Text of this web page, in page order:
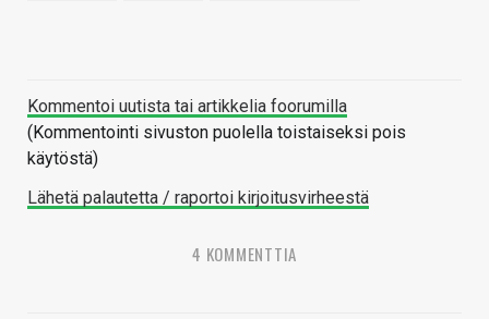
Kommentoi uutista tai artikkelia foorumilla
(Kommentointi sivuston puolella toistaiseksi pois
käytöstä)
Lähetä palautetta / raportoi kirjoitusvirheestä
4 KOMMENTTIA